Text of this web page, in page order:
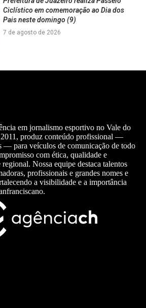
Ciclístico em comemoração ao Dia dos
Pais neste domingo (9)
7 de agosto de 2026
em jornalismo esportivo no Vale do
2011, produz conteúdo profissional —
— para veículos de comunicação de todo
com ética, qualidade e
Nossa equipe destaca talentos
profissionais e grandes nomes e
a visibilidade e a importância